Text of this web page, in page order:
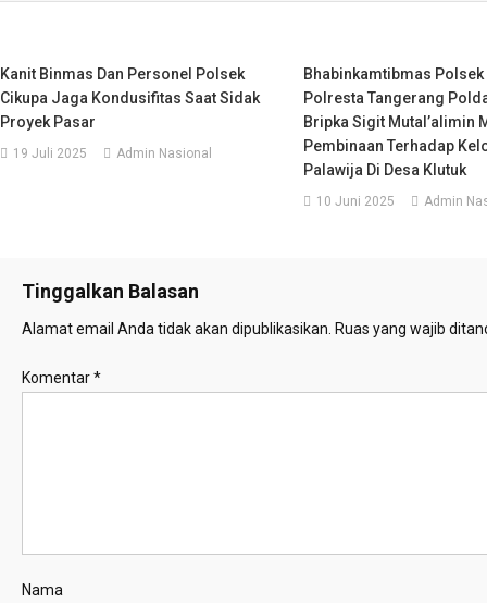
Kanit Binmas Dan Personel Polsek
Cikupa Jaga Kondusifitas Saat Sidak
Proyek Pasar
19 Juli 2025 Admin Nasional
Bhabinkamtibmas
Polresta Tangerang
Bripka Sigit Mutal’alimin
Pembinaan Terhadap
Palawija Di Desa Klutuk
10 Juni 2025 Admin
Tinggalkan Balasan
Alamat email Anda tidak akan dipublikasikan. Ruas yang wajib
Komentar*
Nama